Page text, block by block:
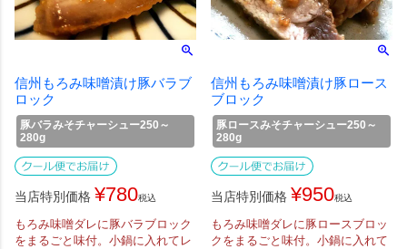
信州もろみ味噌漬け豚バラブ
ロック
豚バラみそチャーシュー250～
280g
当店特別価格 ¥780税込
もろみ味噌ダレに豚バラブロック
をまるごと味付。小鍋に入れてレ
信州もろみ味噌漬け豚ロース
ブロック
豚ロースみそチャーシュー250～
280g
当店特別価格 ¥950税込
もろみ味噌ダレに豚ロースブロッ
クをまるごと味付。小鍋に入れて